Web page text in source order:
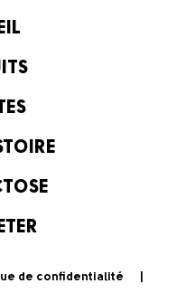
de confidentialité